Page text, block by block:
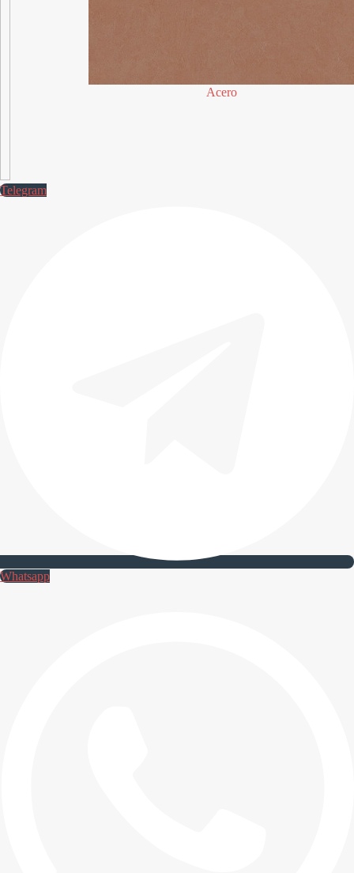
Acero
Telegram
Whatsapp